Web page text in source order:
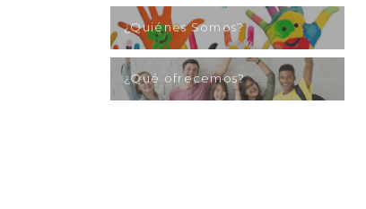
¿Quiénes Somos?
¿Qué ofrecemos?